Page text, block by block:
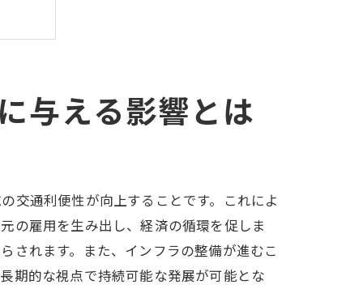
与える影響とは
交通利便性が向上することです。これによ
の雇用を生み出し、経済の循環を促しま
されます。また、インフラの整備が進むこ
期的な視点で持続可能な発展が可能とな